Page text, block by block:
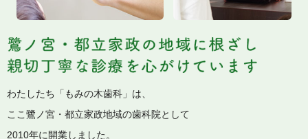
わたしたち「もみの木歯科」は、
ここ鷺ノ宮・都立家政地域の歯科院として
2010年に開業しました。